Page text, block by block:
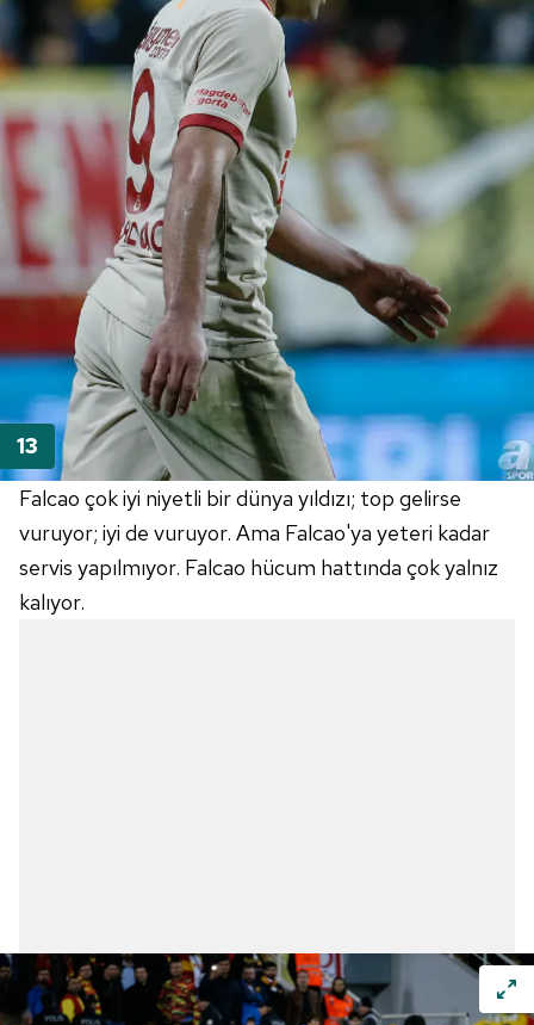
Falcao çok iyi niyetli bir dünya yıldızı; top gelirse
vuruyor; iyi de vuruyor. Ama Falcao'ya yeteri kadar
servis yapılmıyor. Falcao hücum hattında çok yalnız
kalıyor.